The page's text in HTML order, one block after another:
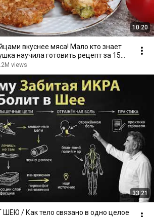
10:20
вкуснее мяса! Мало кто знает
научила готовить рецепт за 15
views
33:21
/ Как тело связано в одно целое